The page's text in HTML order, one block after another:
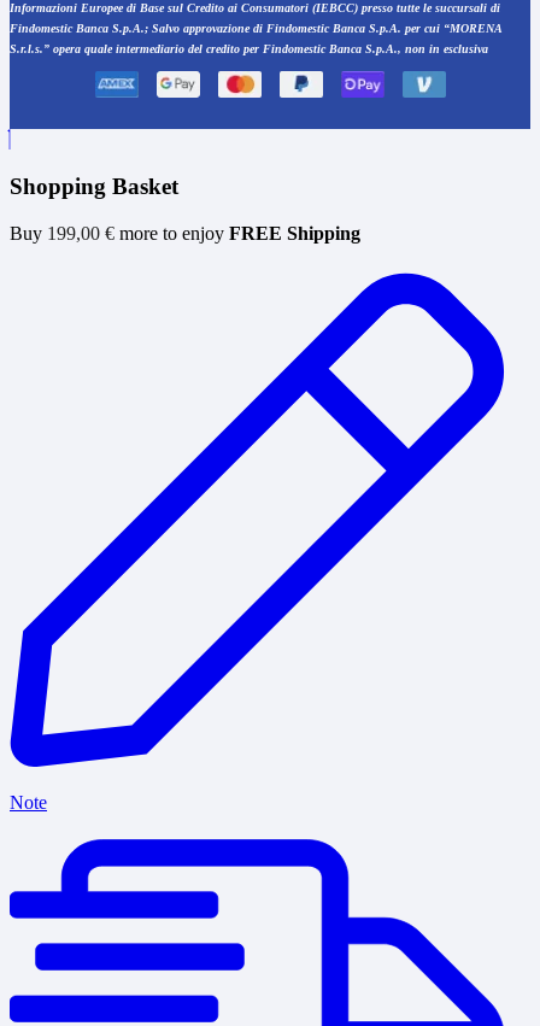
Informazioni Europee di Base sul Credito ai Consumatori (IEBCC) presso tutte le succursali di
Findomestic Banca S.p.A.; Salvo approvazione di Findomestic Banca S.p.A. per cui “MORENA
S.r.l.s.” opera quale intermediario del credito per Findomestic Banca S.p.A., non in esclusiva
Shopping Basket
Buy 199,00 € more to enjoy FREE Shipping
Note